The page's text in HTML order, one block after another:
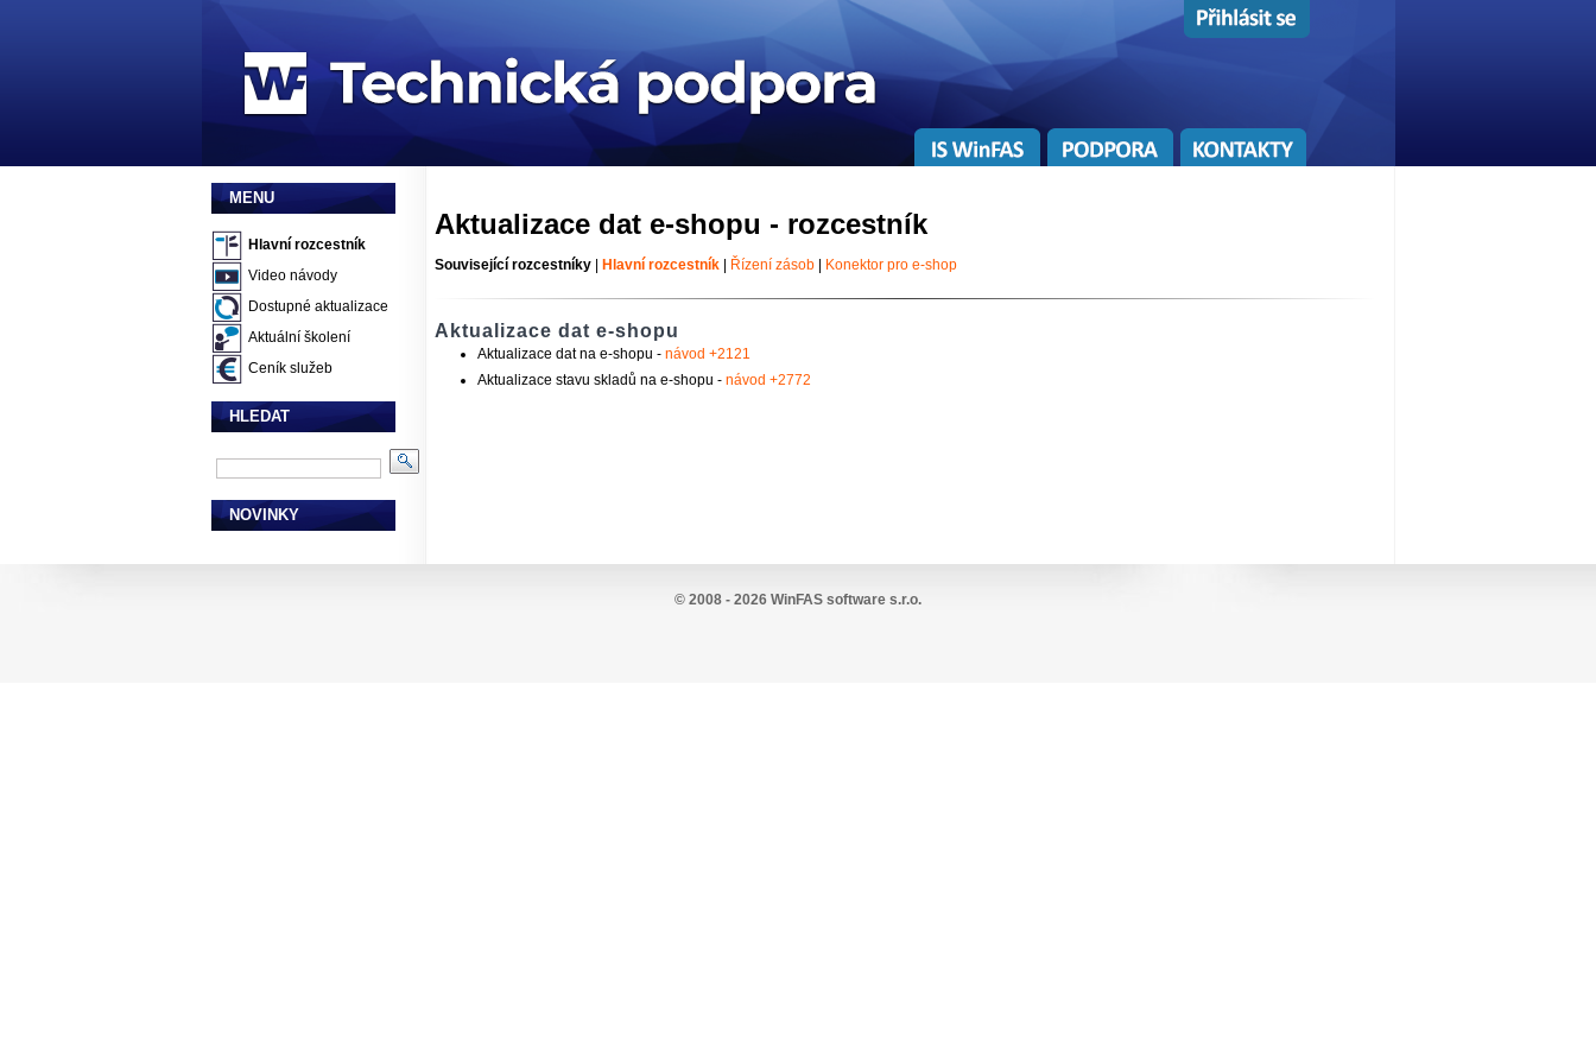
MENU
Hlavní rozcestník
Video návody
Dostupné aktualizace
Aktuální školení
Ceník služeb
HLEDAT
NOVINKY
Aktualizace dat e-shopu - rozcestník
Související rozcestníky| Hlavní rozcestník Řízení zásob| Konektor pro e-shop
Aktualizace dat e-shopu
Aktualizace dat na e-shopu - návod +2121
Aktualizace stavu skladů na e-shopu - návod +2772
© 2008 - 2026 WinFAS software s.r.o.